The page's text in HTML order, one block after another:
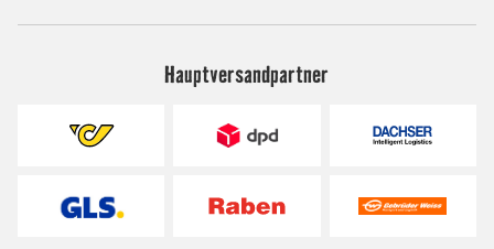
Hauptversandpartner